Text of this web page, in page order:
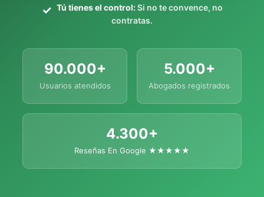
Tú tienes el control:Si no te convence, no
contratas.
90.000+
Usuarios atendidos
5.000+
Abogados registrados
4.300+
Reseñas En Google ★★★★★